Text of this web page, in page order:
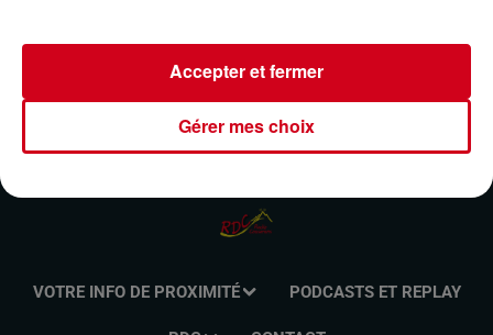
VOTRE INFO DE PROXIMITÉ PODCASTS ET REPLAY
Gérer mes choix
Accepter et fermer